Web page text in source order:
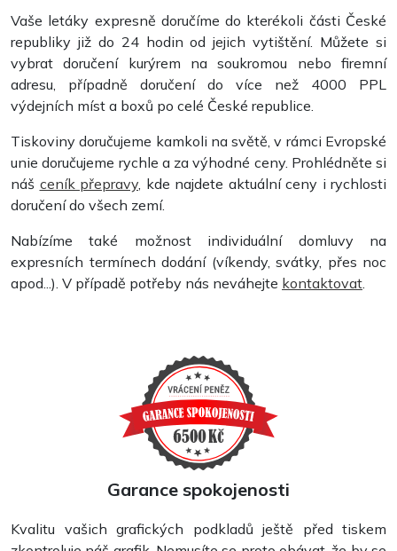
Samolepky
Pohlednice
Vaše letáky expresně doručíme do kterékoli části České
republiky již do 24 hodin od jejich vytištění. Můžete si
vybrat doručení kurýrem na soukromou nebo firemní
adresu, případně doručení do více než 4000 PPL
výdejních míst a boxů po celé České republice.
Tiskoviny doručujeme kamkoli na světě, v rámci Evropské
unie doručujeme rychle a za výhodné ceny. Prohlédněte si
náš ceník přepravy , kde najdete aktuální ceny i rychlosti
doručení do všech zemí.
Nabízíme také možnost individuální domluvy na
expresních termínech dodání (víkendy, svátky, přes noc
apod...). V případě potřeby nás neváhejte kontaktovat
Garance spokojenosti
Kvalitu vašich grafických podkladů ještě před tiskem